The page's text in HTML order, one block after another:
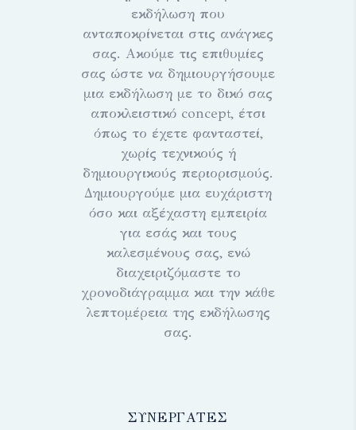
εκδήλωση που
ανταποκρίνεται στις ανάγκες
σας. Ακούμε τις επιθυμίες
σας ώστε να δημιουργήσουμε
μια εκδήλωση με το δικό σας
αποκλειστικό concept, έτσι
όπως το έχετε φανταστεί,
χωρίς τεχνικούς ή
δημιουργικούς περιορισμούς.
Δημιουργούμε μια ευχάριστη
όσο και αξέχαστη εμπειρία
για εσάς και τους
καλεσμένους σας, ενώ
διαχειριζόμαστε το
χρονοδιάγραμμα και την κάθε
λεπτομέρεια της εκδήλωσης
σας.
ΣΥΝΕΡΓΑΤΕΣ